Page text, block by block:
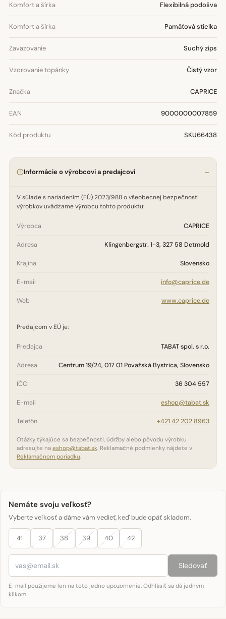
Komfort a šírka Flexibilná podošva
Komfort a šírka Pamäťová stielka
Zaväzovanie Suchý zips
Vzorovanie topánky Čistý vzor
Značka CAPRICE
EAN 9000000007859
Kód produktu SKU66438
Informácie o výrobcovi a predajcovi
V súlade s nariadením (EÚ) 2023/988 o všeobecnej bezpečnosti
výrobkov uvádzame výrobcu tohto produktu:
Výrobca CAPRICE
Adresa Klingenbergstr. 1-3, 327 58 Detmold
Krajina Slovensko
E-mail info@caprice.de
Web www.caprice.de
Predajcom v EÚ je:
Predajca TABAT spol. s r.o.
Adresa Centrum 19/24, 017 01 Považská Bystrica, Slovensko
IČO 36 304 557
E-mail eshop@tabat.sk
Telefón +421 42 202 8963
Otázky týkajúce sa bezpečnosti, údržby alebo pôvodu výrobku
adresujte na eshop@tabat.sk. Reklamačné podmienky nájdete v
Reklamačnom poriadku.
Nemáte svoju veľkosť?
Vyberte veľkosť a dáme vám vedieť, keď bude opäť skladom.
41 37 38 39 40 42
Sledovať
E-mail použijeme len na toto jedno upozornenie. Odhlásiť sa dá jedným
klikom.